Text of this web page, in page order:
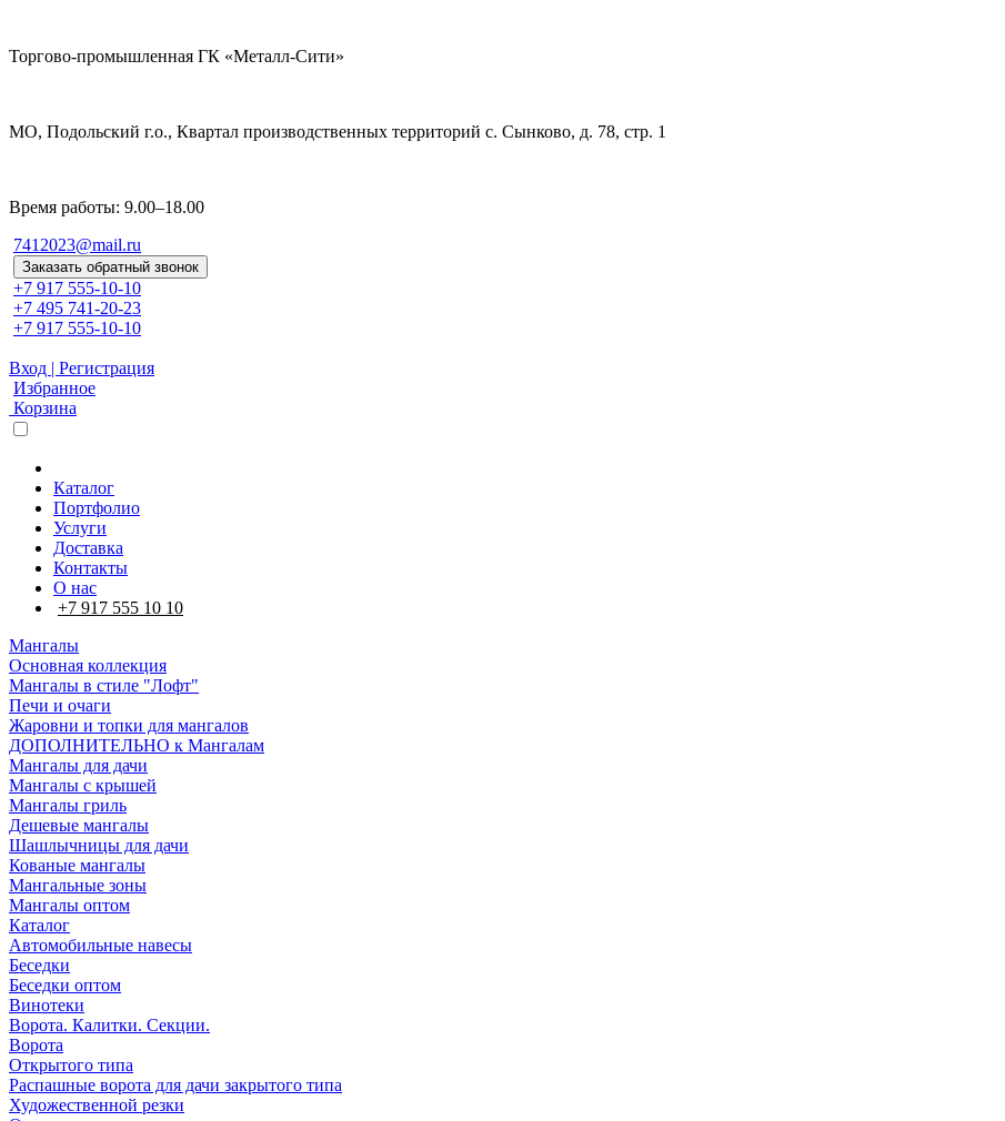
Торгово-промышленная ГК «Металл-Сити»
МО, Подольский г.о., Квартал производственных территорий с. Сынково, д. 78, стр. 1
Время работы: 9.00–18.00
7412023@mail.ru
Заказать обратный звонок
+7 917 555-10-10
+7 495 741-20-23
+7 917 555-10-10
Вход | Регистрация
Избранное
Корзина
Каталог
Портфолио
Услуги
Доставка
Контакты
О нас
+7 917 555 10 10
Мангалы
Основная коллекция
Мангалы в стиле "Лофт"
Печи и очаги
Жаровни и топки для мангалов
ДОПОЛНИТЕЛЬНО к Мангалам
Мангалы для дачи
Мангалы с крышей
Мангалы гриль
Дешевые мангалы
Шашлычницы для дачи
Кованые мангалы
Мангальные зоны
Мангалы оптом
Каталог
Автомобильные навесы
Беседки
Беседки оптом
Винотеки
Ворота. Калитки. Секции.
Ворота
Открытого типа
Распашные ворота для дачи закрытого типа
Художественной резки